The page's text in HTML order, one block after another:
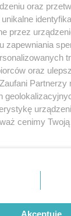
prywatności regulamin
Kontakt
oraz
przez
zapewniania
oraz
Partnerzy
cenimy
się w lewym
przetwarzania
ale masz prawo
Preferencje
Akceptuję